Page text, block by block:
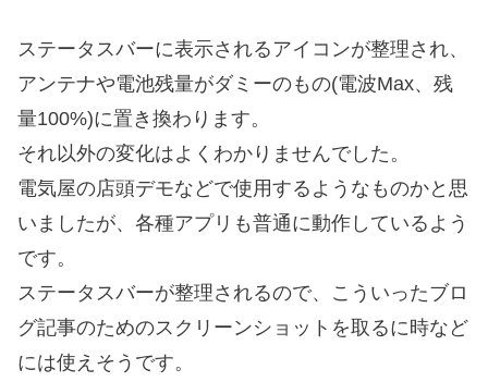
ステータスバーに表示されるアイコンが整理され、
アンテナや電池残量がダミーのもの(電波Max、残
量100%)に置き換わります。
それ以外の変化はよくわかりませんでした。
電気屋の店頭デモなどで使用するようなものかと思
いましたが、各種アプリも普通に動作しているよう
です。
ステータスバーが整理されるので、こういったブロ
グ記事のためのスクリーンショットを取るに時など
には使えそうです。